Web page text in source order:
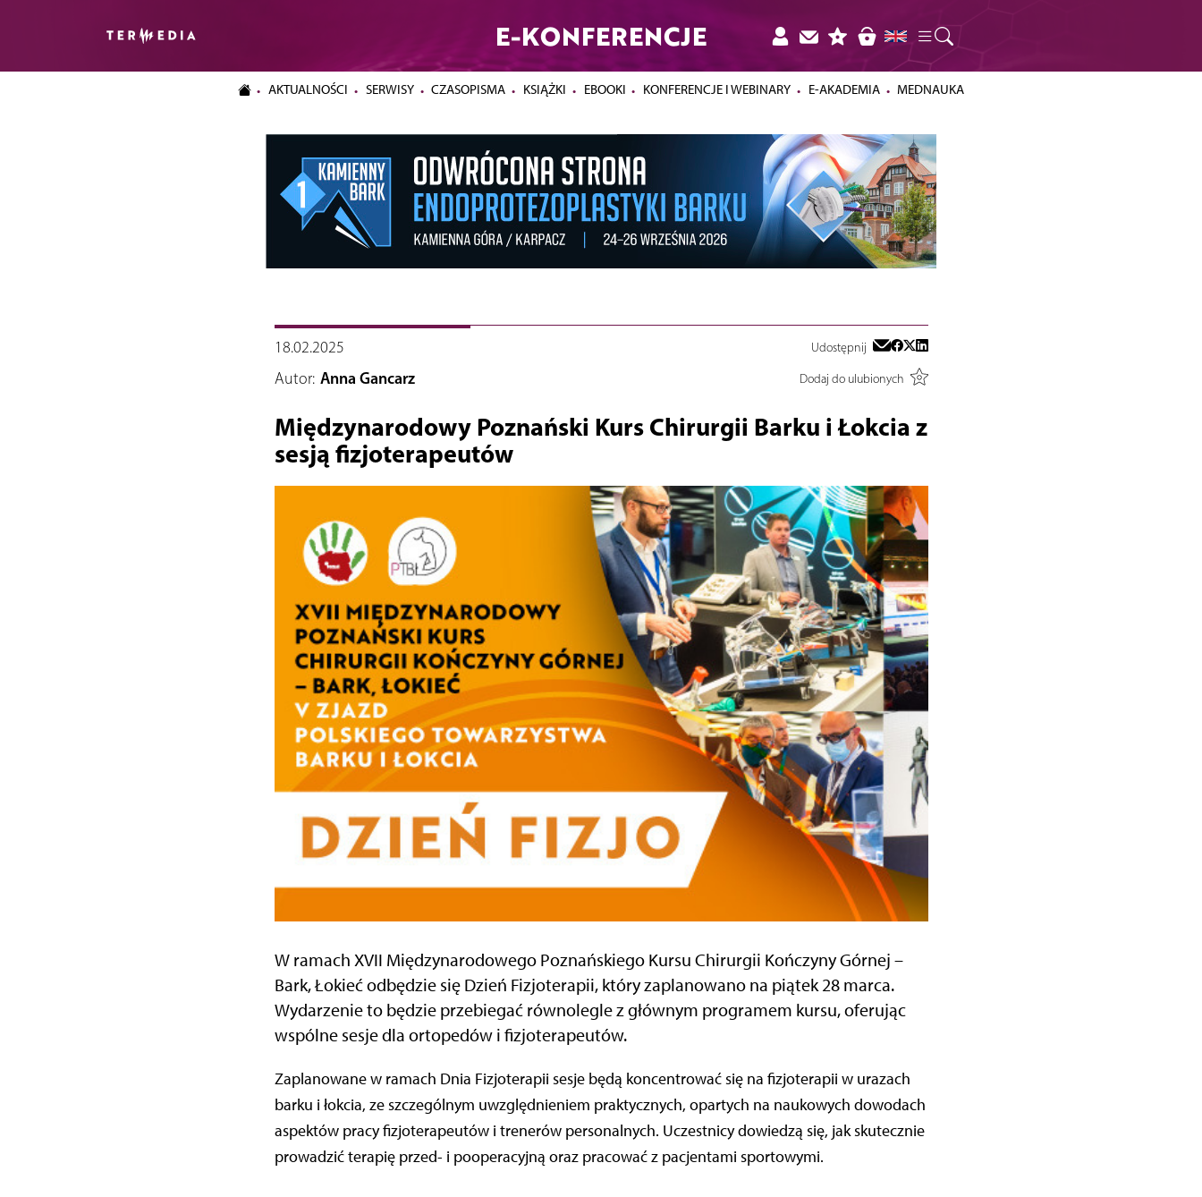
E-KONFERENCJE
AKTUALNOŚCI SERWISY CZASOPISMA KSIĄŻKI EBOOKI KONFERENCJE I WEBINARY E-AKADEMIA MEDNAUKA
18.02.2025 Udostępnij
Autor: Anna Gancarz Dodaj do ulubionych
Międzynarodowy Poznański Kurs Chirurgii Barku i Łokcia z
sesją fizjoterapeutów
W ramach XVII Międzynarodowego Poznańskiego Kursu Chirurgii Kończyny Górnej –
Bark, Łokieć odbędzie się Dzień Fizjoterapii, który zaplanowano na piątek 28 marca.
Wydarzenie to będzie przebiegać równolegle z głównym programem kursu, oferując
wspólne sesje dla ortopedów i fizjoterapeutów.
Zaplanowane w ramach Dnia Fizjoterapii sesje będą koncentrować się na fizjoterapii w urazach
barku i łokcia, ze szczególnym uwzględnieniem praktycznych, opartych na naukowych dowodach
aspektów pracy fizjoterapeutów i trenerów personalnych. Uczestnicy dowiedzą się, jak skutecznie
prowadzić terapię przed- i pooperacyjną oraz pracować z pacjentami sportowymi.